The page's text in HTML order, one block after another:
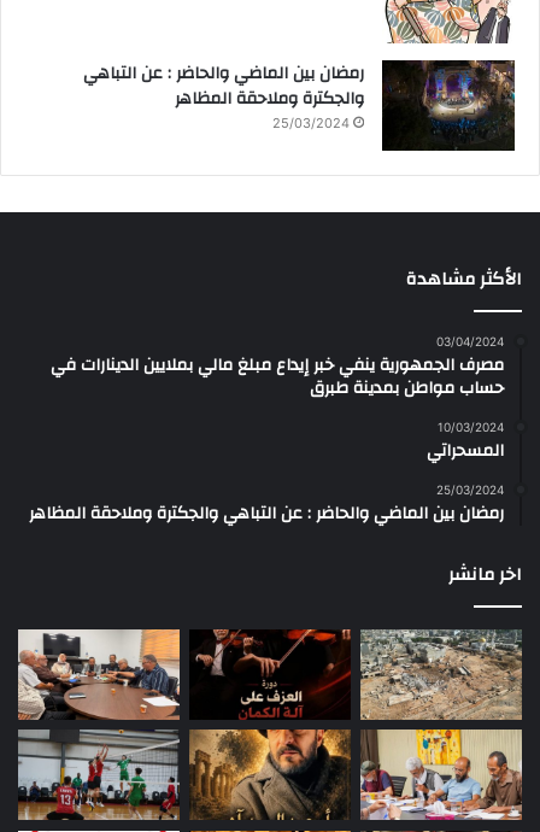
رمضان بين الماضي والحاضر : عن التباهي
والجكترة وملاحقة المظاهر
25/03/2024
الأكثر مشاهدة
03/04/2024
مصرف الجمهورية ينفي خبر إيداع مبلغ مالي بملايين الدينارات في
حساب مواطن بمدينة طبرق
10/03/2024
المسحراتي
25/03/2024
رمضان بين الماضي والحاضر : عن التباهي والجكترة وملاحقة المظاهر
اخر مانشر